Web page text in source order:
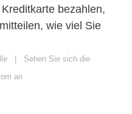
bezahlen,
wie viel Sie
Sehen Sie sich die
an